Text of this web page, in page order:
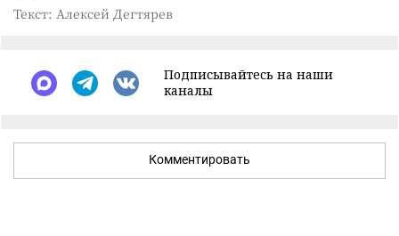
Текст: Алексей Дегтярев
Подписывайтесь на наши
каналы
Комментировать